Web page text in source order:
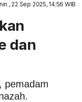
, 22 Sep 2025, 14:56 WIB
dan
pemadam